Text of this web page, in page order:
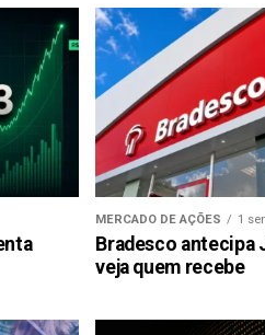
MERCADO DE AÇÕES 1
Bradesco antecipa
veja quem recebe